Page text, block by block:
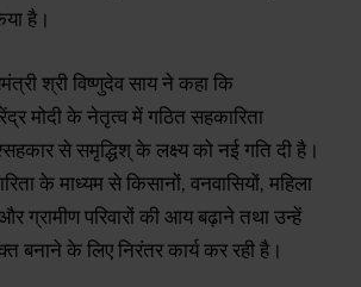
है।
श्री विष्णुदेव साय ने कहा कि
मोदी के नेतृत्व में गठित सहकारिता
से समृद्धिश् के लक्ष्य को नई गति दी है।
के माध्यम से किसानों, वनवासियों, महिला
ग्रामीण परिवारों की आय बढ़ाने तथा उन्हें
के लिए निरंतर कार्य कर रही है।